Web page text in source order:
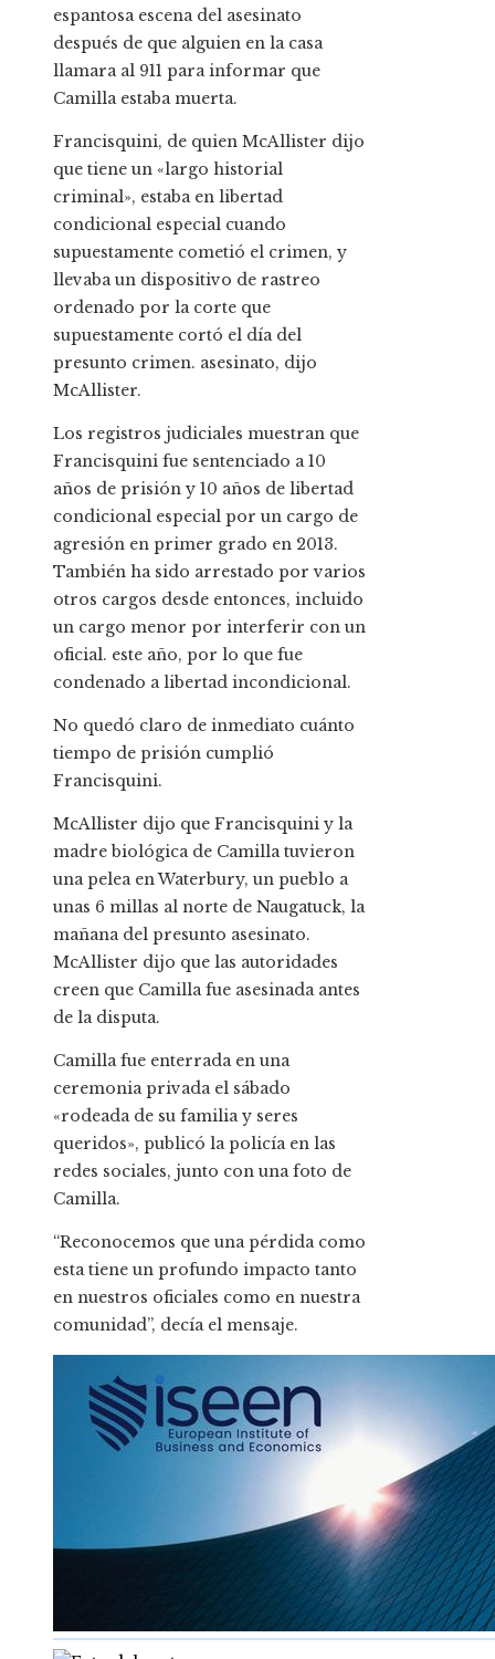
espantosa escena del asesinato
después de que alguien en la casa
llamara al 911 para informar que
Camilla estaba muerta.
Francisquini, de quien McAllister dijo
que tiene un «largo historial
criminal», estaba en libertad
condicional especial cuando
supuestamente cometió el crimen, y
llevaba un dispositivo de rastreo
ordenado por la corte que
supuestamente cortó el día del
presunto crimen. asesinato, dijo
McAllister.
Los registros judiciales muestran que
Francisquini fue sentenciado a 10
años de prisión y 10 años de libertad
condicional especial por un cargo de
agresión en primer grado en 2013.
También ha sido arrestado por varios
otros cargos desde entonces, incluido
un cargo menor por interferir con un
oficial. este año, por lo que fue
condenado a libertad incondicional.
No quedó claro de inmediato cuánto
tiempo de prisión cumplió
Francisquini.
McAllister dijo que Francisquini y la
madre biológica de Camilla tuvieron
una pelea en Waterbury, un pueblo a
unas 6 millas al norte de Naugatuck, la
mañana del presunto asesinato.
McAllister dijo que las autoridades
creen que Camilla fue asesinada antes
de la disputa.
Camilla fue enterrada en una
ceremonia privada el sábado
«rodeada de su familia y seres
queridos», publicó la policía en las
redes sociales, junto con una foto de
Camilla.
“Reconocemos que una pérdida como
esta tiene un profundo impacto tanto
en nuestros oficiales como en nuestra
comunidad”, decía el mensaje.